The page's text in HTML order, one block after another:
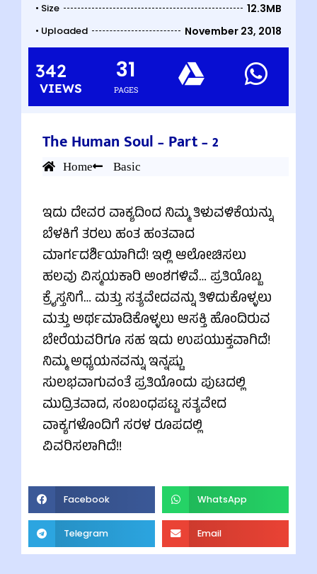
• Size 12.3MB
• Uploaded November 23, 2018
342
VIEWS PAGES
31
The Human Soul – Part – 2
Home Basic
ಇದು ದೇವರ ವಾಕ್ಯದಿಂದ ನಿಮ್ಮ ತಿಳುವಳಿಕೆಯನ್ನು
ಬೆಳಕಿಗೆ ತರಲು ಹಂತ ಹಂತವಾದ
ಮಾರ್ಗದರ್ಶಿಯಾಗಿದೆ! ಇಲ್ಲಿ ಆಲೋಚಿಸಲು
ಹಲವು ವಿಸ್ಮಯಕಾರಿ ಅಂಶಗಳಿವೆ… ಪ್ರತಿಯೊಬ್ಬ
ಕ್ರೈಸ್ತನಿಗೆ… ಮತ್ತು ಸತ್ಯವೇದವನ್ನು ತಿಳಿದುಕೊಳ್ಳಲು
ಮತ್ತು ಅರ್ಥಮಾಡಿಕೊಳ್ಳಲು ಆಸಕ್ತಿ ಹೊಂದಿರುವ
ಬೇರೆಯವರಿಗೂ ಸಹ ಇದು ಉಪಯುಕ್ತವಾಗಿದೆ!
ನಿಮ್ಮ ಅಧ್ಯಯನವನ್ನು ಇನ್ನಷ್ಟು
ಸುಲಭವಾಗುವಂತೆ ಪ್ರತಿಯೊಂದು ಪುಟದಲ್ಲಿ
ಮುದ್ರಿತವಾದ, ಸಂಬಂಧಪಟ್ಟ ಸತ್ಯವೇದ
ವಾಕ್ಯಗಳೊಂದಿಗೆ ಸರಳ ರೂಪದಲ್ಲಿ
ವಿವರಿಸಲಾಗಿದೆ!!
Facebook WhatsApp
Telegram Email